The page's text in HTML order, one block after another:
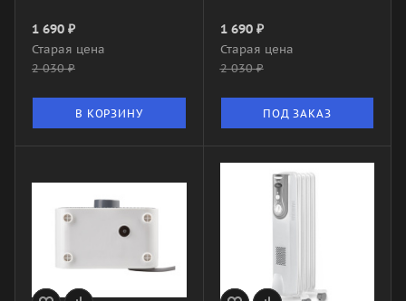
1 690 ₽
Старая цена
2 030₽
В КОРЗИНУ
1 690₽
Старая цена
2 030₽
ПОД ЗАКАЗ